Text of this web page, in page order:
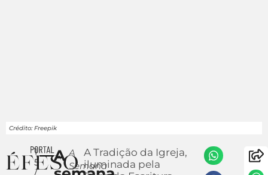
Crédito: Freepik
1
5
A A
Semana
A Tradição da Igreja,
iluminada pela